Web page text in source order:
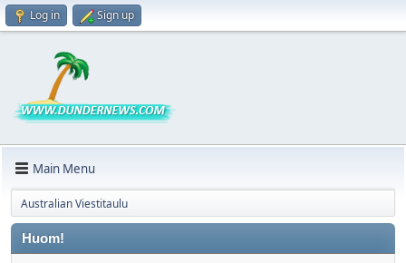
Log in Sign up
Main Menu
Australian Viestitaulu
Huom!